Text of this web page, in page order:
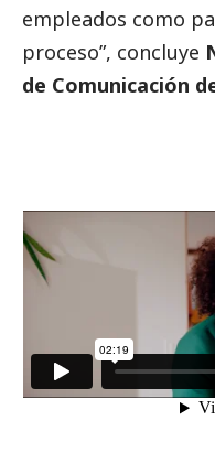
empleados como
proceso”, concluye
de Comunicación